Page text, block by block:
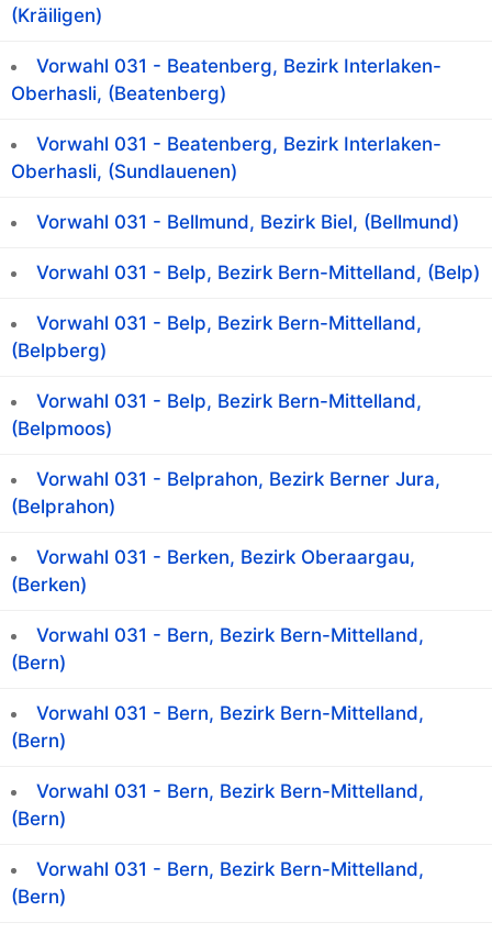
(Kräiligen)
Vorwahl 031 - Beatenberg, Bezirk Interlaken-
Oberhasli, (Beatenberg)
Vorwahl 031 - Beatenberg, Bezirk Interlaken-
Oberhasli, (Sundlauenen)
Vorwahl 031 - Bellmund, Bezirk Biel, (Bellmund)
Vorwahl 031 - Belp, Bezirk Bern-Mittelland, (Belp)
Vorwahl 031 - Belp, Bezirk Bern-Mittelland,
(Belpberg)
Vorwahl 031 - Belp, Bezirk Bern-Mittelland,
(Belpmoos)
Vorwahl 031 - Belprahon, Bezirk Berner Jura,
(Belprahon)
Vorwahl 031 - Berken, Bezirk Oberaargau,
(Berken)
Vorwahl 031 - Bern, Bezirk Bern-Mittelland,
(Bern)
Vorwahl 031 - Bern, Bezirk Bern-Mittelland,
(Bern)
Vorwahl 031 - Bern, Bezirk Bern-Mittelland,
(Bern)
Vorwahl 031 - Bern, Bezirk Bern-Mittelland,
(Bern)